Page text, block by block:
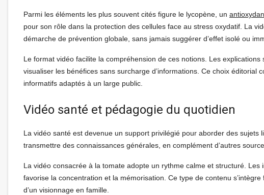
Parmi les éléments les plus souvent cités figure le lycopène, un
pour son rôle dans la protection des cellules face au stress oxydatif. La
démarche de prévention globale, sans jamais suggérer d’effet isolé ou
Le format vidéo facilite la compréhension de ces notions. Les
visualiser les bénéfices sans surcharge d’informations. Ce choix éditorial
informatifs adaptés à un large public.
Vidéo santé et pédagogie du quotidien
La vidéo santé est devenue un support privilégié pour aborder des sujets
transmettre des connaissances générales, en complément d’autres
La vidéo consacrée à la tomate adopte un rythme calme et structuré.
favorise la concentration et la mémorisation. Ce type de contenu
d’un visionnage en famille.